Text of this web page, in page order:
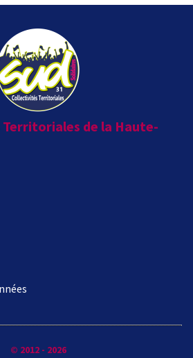
de la Haute-
© 2012 - 2026